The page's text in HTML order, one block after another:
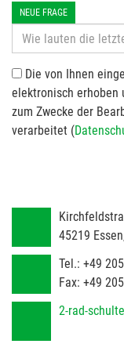
NEUE FRAGE
Die von Ihnen
elektronisch erhoben
zum Zwecke der
verarbeitet (
45219
Tel.: +49
Fax: +49
2-rad-